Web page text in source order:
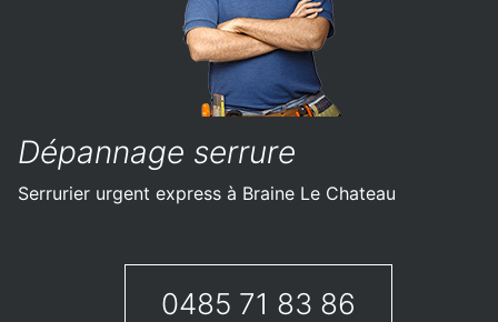
Dépannage serrure
Serrurier urgent express à Braine Le Chateau
0485 71 83 86